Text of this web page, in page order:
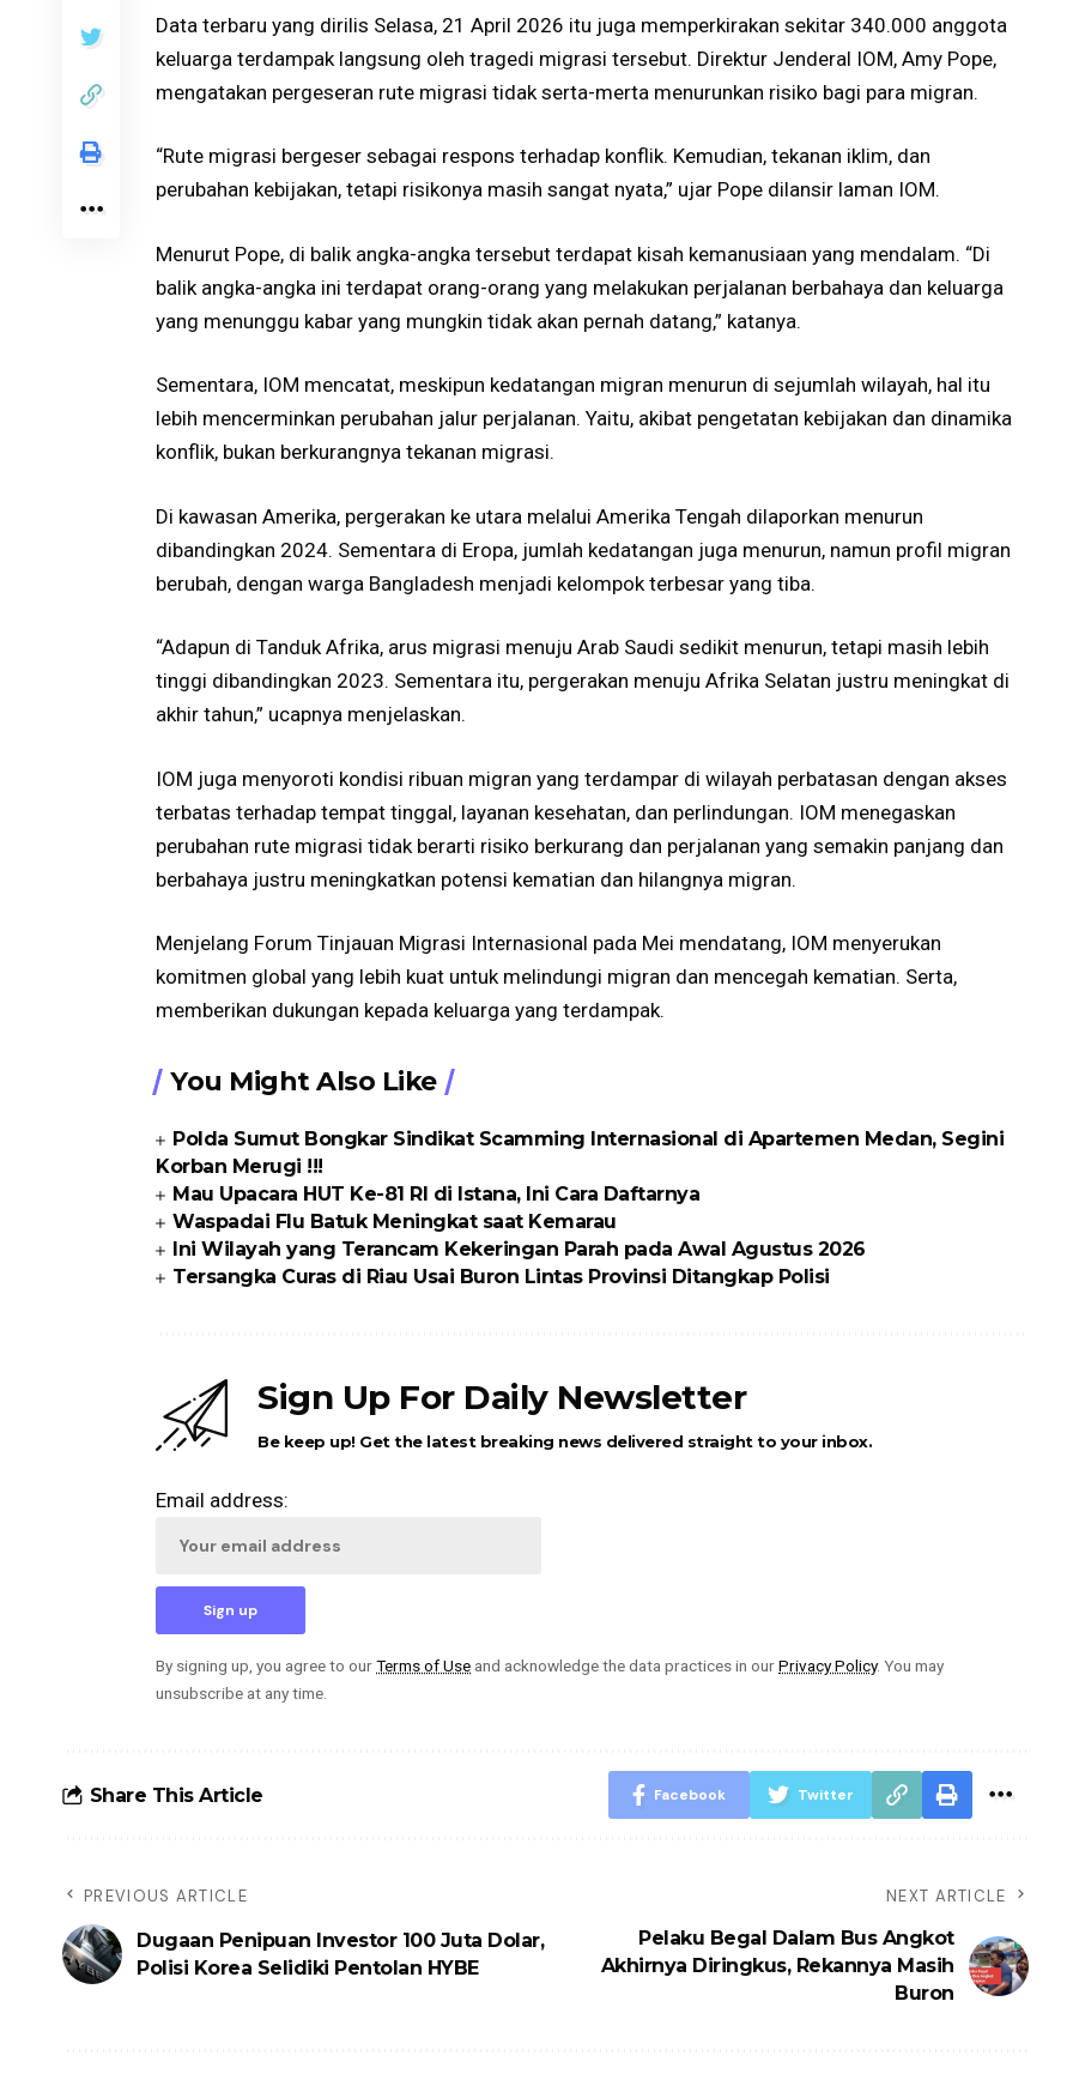
Data terbaru yang dirilis Selasa, 21 April 2026 itu juga memperkirakan sekitar 340.000 anggota
keluarga terdampak langsung oleh tragedi migrasi tersebut. Direktur Jenderal IOM, Amy Pope,
mengatakan pergeseran rute migrasi tidak serta-merta menurunkan risiko bagi para migran.
“Rute migrasi bergeser sebagai respons terhadap konflik. Kemudian, tekanan iklim, dan
perubahan kebijakan, tetapi risikonya masih sangat nyata,” ujar Pope dilansir laman IOM.
Menurut Pope, di balik angka-angka tersebut terdapat kisah kemanusiaan yang mendalam. “Di
balik angka-angka ini terdapat orang-orang yang melakukan perjalanan berbahaya dan keluarga
yang menunggu kabar yang mungkin tidak akan pernah datang,” katanya.
Sementara, IOM mencatat, meskipun kedatangan migran menurun di sejumlah wilayah, hal itu
lebih mencerminkan perubahan jalur perjalanan. Yaitu, akibat pengetatan kebijakan dan dinamika
konflik, bukan berkurangnya tekanan migrasi.
Di kawasan Amerika, pergerakan ke utara melalui Amerika Tengah dilaporkan menurun
dibandingkan 2024. Sementara di Eropa, jumlah kedatangan juga menurun, namun profil migran
berubah, dengan warga Bangladesh menjadi kelompok terbesar yang tiba.
“Adapun di Tanduk Afrika, arus migrasi menuju Arab Saudi sedikit menurun, tetapi masih lebih
tinggi dibandingkan 2023. Sementara itu, pergerakan menuju Afrika Selatan justru meningkat di
akhir tahun,” ucapnya menjelaskan.
IOM juga menyoroti kondisi ribuan migran yang terdampar di wilayah perbatasan dengan akses
terbatas terhadap tempat tinggal, layanan kesehatan, dan perlindungan. IOM menegaskan
perubahan rute migrasi tidak berarti risiko berkurang dan perjalanan yang semakin panjang dan
berbahaya justru meningkatkan potensi kematian dan hilangnya migran.
Menjelang Forum Tinjauan Migrasi Internasional pada Mei mendatang, IOM menyerukan
komitmen global yang lebih kuat untuk melindungi migran dan mencegah kematian. Serta,
memberikan dukungan kepada keluarga yang terdampak.
You Might Also Like
Polda Sumut Bongkar Sindikat Scamming Internasional di Apartemen Medan, Segini
Korban Merugi !!!
Mau Upacara HUT Ke-81 RI di Istana, Ini Cara Daftarnya
Waspadai Flu Batuk Meningkat saat Kemarau
Ini Wilayah yang Terancam Kekeringan Parah pada Awal Agustus 2026
Tersangka Curas di Riau Usai Buron Lintas Provinsi Ditangkap Polisi
Sign Up For Daily Newsletter
Be keep up! Get the latest breaking news delivered straight to your inbox.
Email address:
By signing up, you agree to ourTerms of Use and acknowledge the data practices in ourPrivacy Policy. You may
unsubscribe at any time.
Share This Article Facebook Twitter
PREVIOUS ARTICLE
Dugaan Penipuan Investor 100 Juta Dolar,
Polisi Korea Selidiki Pentolan HYBE
NEXT ARTICLE
Pelaku Begal Dalam Bus Angkot
Akhirnya Diringkus, Rekannya Masih
Buron